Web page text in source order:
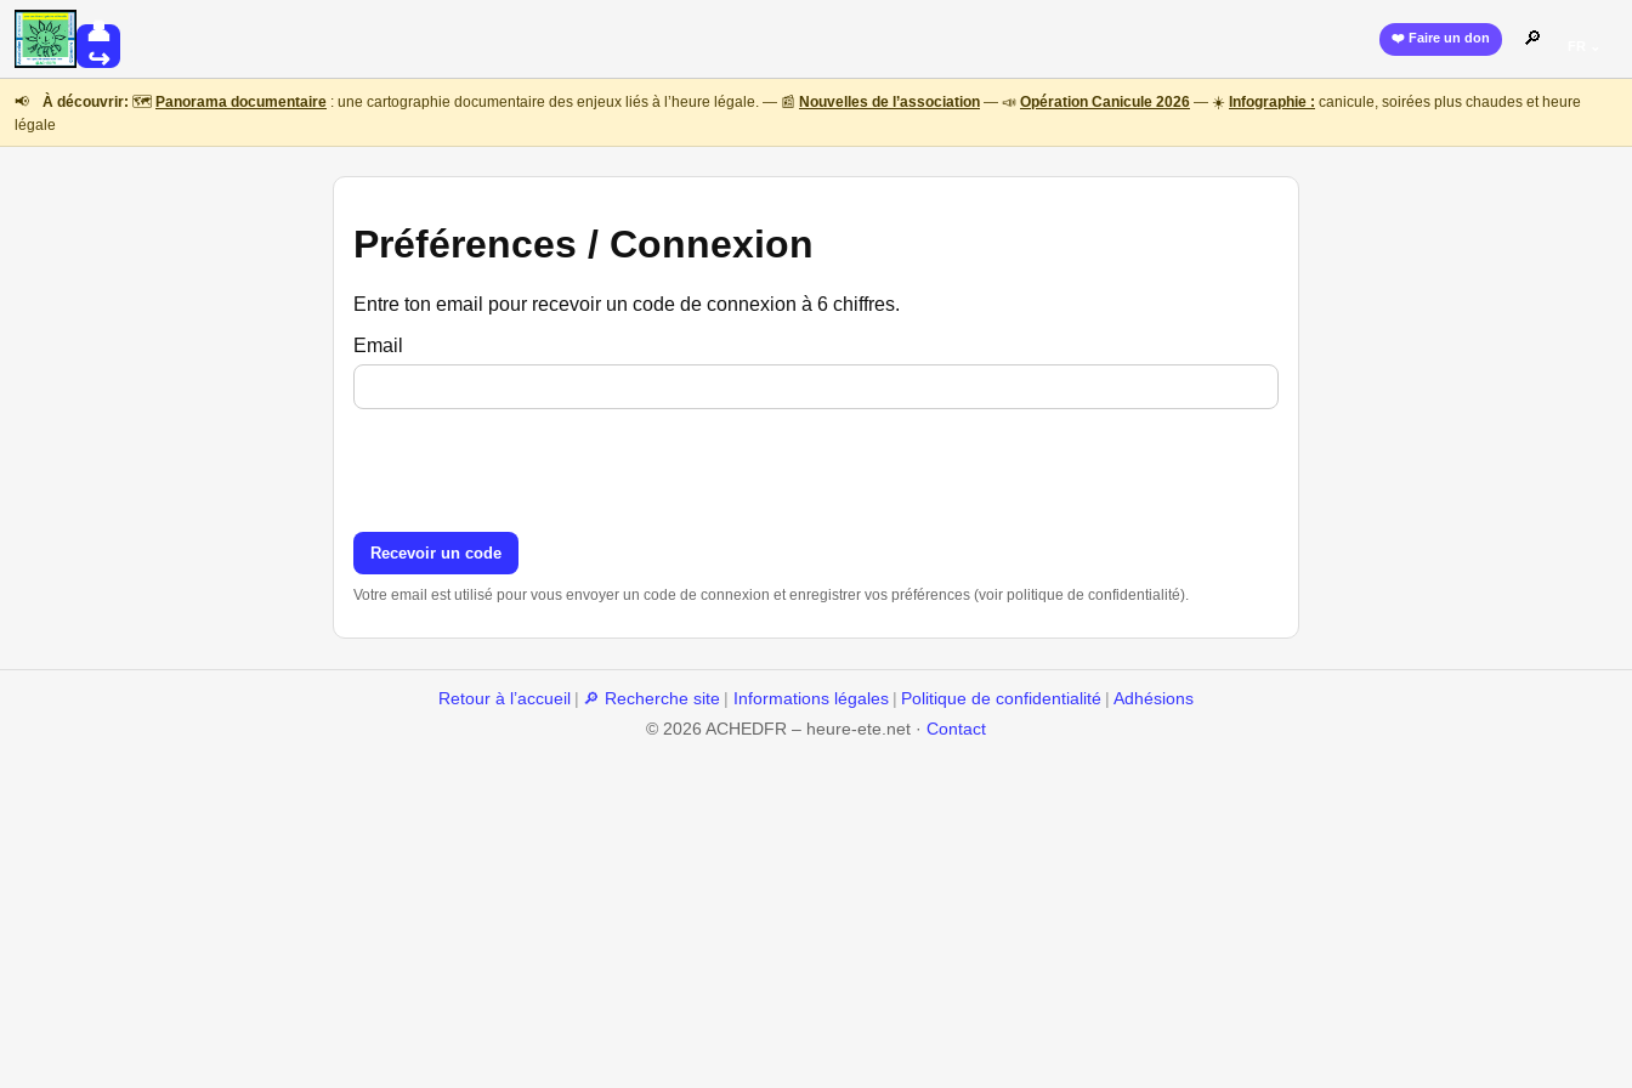
👤
↪
❤️ Faire un don 🔎
📢 À découvrir: 🗺️ Panorama documentaire : une cartographie documentaire des enjeux liés à l’heure légale. — 📰 Nouvelles de l’association — 📣 Opération Canicule 2026 — ☀️ Infographie : canicule, soirées plus chaudes et heure
légale
Préférences / Connexion
Entre ton email pour recevoir un code de connexion à 6 chiffres.
Email
Recevoir un code
Votre email est utilisé pour vous envoyer un code de connexion et enregistrer vos préférences (voir politique de confidentialité).
Retour à l’accueil 🔎 Recherche site Informations légales Politique de confidentialité
Adhésions
© 2026 ACHEDFR – heure-ete.net · Contact